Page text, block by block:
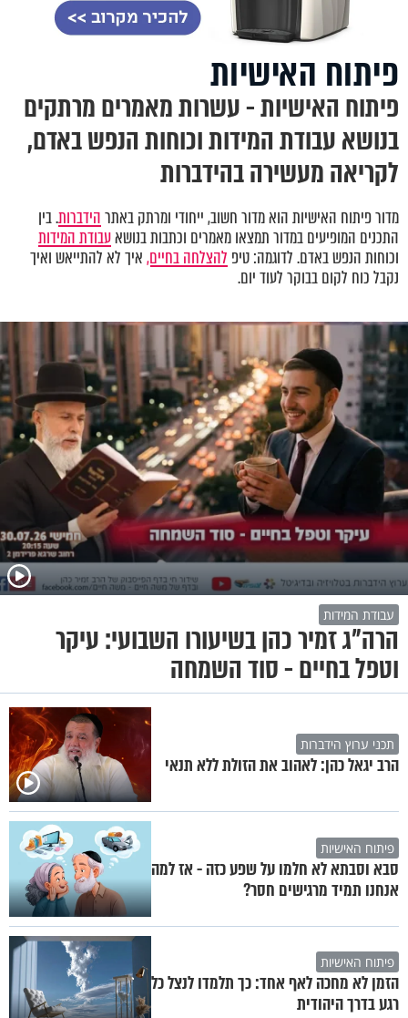
פיתוח האישיות
פיתוח האישיות - עשרות מאמרים מרתקים
בנושא עבודת המידות וכוחות הנפש באדם,
לקריאה מעשירה בהידברות
מדור פיתוח האישיות הוא מדור חשוב, ייחודי ומרתק באתרהידברות. בין
התכנים המופיעים במדור תמצאו מאמרים וכתבות בנושאעבודת המידות
וכוחות הנפש באדם. לדוגמה: טיפ להצלחה בחיים,איך לא להתייאש ואיך
נקבל כוח לקום בבוקר לעוד יום.
עבודת המידות
הרה"ג זמיר כהן בשיעורו השבועי: עיקר
וטפל בחיים - סוד השמחה
תכני ערוץ הידברות
הרב יגאל כהן: לאהוב את הזולת ללא תנאי
פיתוח האישיות
סבא וסבתא לא חלמו על שפע כזה - אז למה
אנחנו תמיד מרגישים חסר?
פיתוח האישיות
הזמן לא מחכה לאף אחד: כך תלמדו לנצל כל
רגע בדרך היהודית